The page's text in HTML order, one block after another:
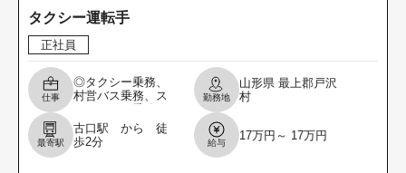
タクシー運転手
正社員
仕事
◎タクシー乗務、
村営バス乗務、ス
従事して いただき
ます。 ★二種免許
お持ちでない方も
勤務地
山形県 最上郡戸沢
村
最寄駅
古口駅 から 徒
歩2分
給与
17万円～ 17万円